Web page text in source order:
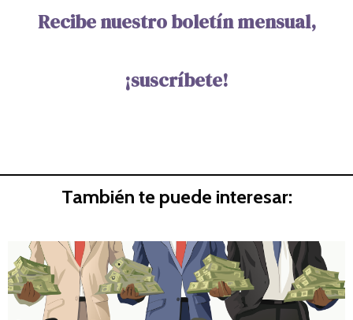
Recibe nuestro boletín mensual,
¡suscríbete!
También te puede interesar: